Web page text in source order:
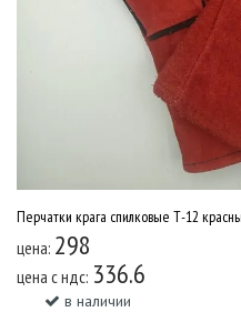
Перчатки крага спилковые Т-12
цена: 298
цена c ндс: 336.6
в наличии